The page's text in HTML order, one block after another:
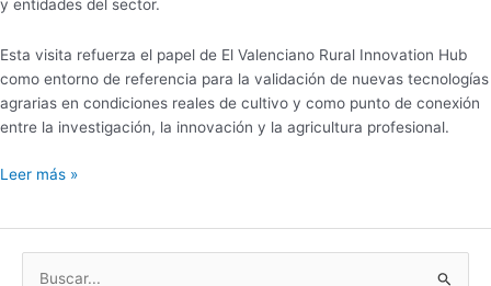
y entidades del sector.
Esta visita refuerza el papel de El Valenciano Rural Innovation Hub
como entorno de referencia para la validación de nuevas tecnologías
agrarias en condiciones reales de cultivo y como punto de conexión
entre la investigación, la innovación y la agricultura profesional.
Leer más »